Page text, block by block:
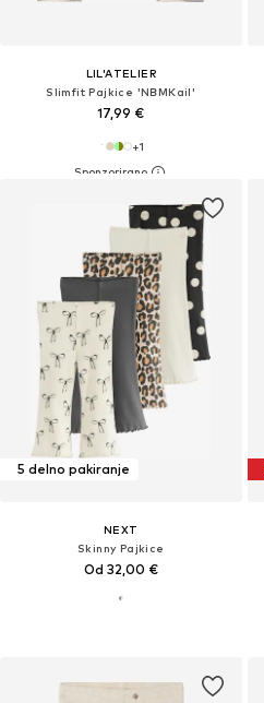
LIL'ATELIER
Slimfit Pajkice 'NBMKail'
17,99 €
+1
5 delno pakiranje
NEXT
Skinny Pajkice
Od 32,00 €